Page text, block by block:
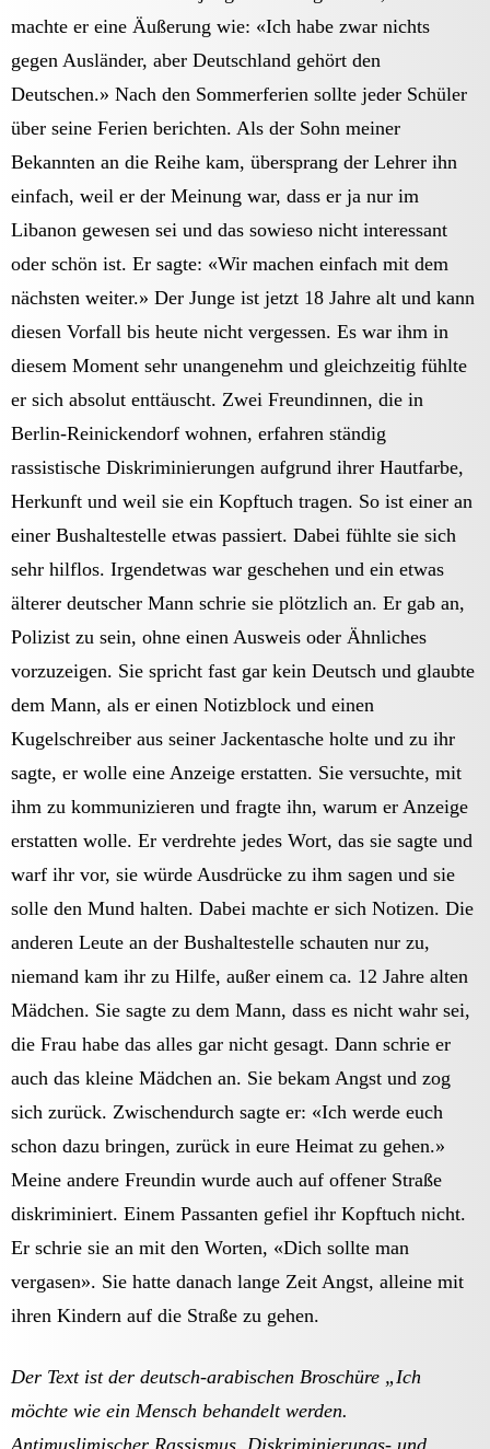
machte er eine Äußerung wie: «Ich habe zwar nichts
gegen Ausländer, aber Deutschland gehört den
Deutschen.» Nach den Sommerferien sollte jeder Schüler
über seine Ferien berichten. Als der Sohn meiner
Bekannten an die Reihe kam, übersprang der Lehrer ihn
einfach, weil er der Meinung war, dass er ja nur im
Libanon gewesen sei und das sowieso nicht interessant
oder schön ist. Er sagte: «Wir machen einfach mit dem
nächsten weiter.» Der Junge ist jetzt 18 Jahre alt und kann
diesen Vorfall bis heute nicht vergessen. Es war ihm in
diesem Moment sehr unangenehm und gleichzeitig fühlte
er sich absolut enttäuscht. Zwei Freundinnen, die in
Berlin-Reinickendorf wohnen, erfahren ständig
rassistische Diskriminierungen aufgrund ihrer Hautfarbe,
Herkunft und weil sie ein Kopftuch tragen. So ist einer an
einer Bushaltestelle etwas passiert. Dabei fühlte sie sich
sehr hilflos. Irgendetwas war geschehen und ein etwas
älterer deutscher Mann schrie sie plötzlich an. Er gab an,
Polizist zu sein, ohne einen Ausweis oder Ähnliches
vorzuzeigen. Sie spricht fast gar kein Deutsch und glaubte
dem Mann, als er einen Notizblock und einen
Kugelschreiber aus seiner Jackentasche holte und zu ihr
sagte, er wolle eine Anzeige erstatten. Sie versuchte, mit
ihm zu kommunizieren und fragte ihn, warum er Anzeige
erstatten wolle. Er verdrehte jedes Wort, das sie sagte und
warf ihr vor, sie würde Ausdrücke zu ihm sagen und sie
solle den Mund halten. Dabei machte er sich Notizen. Die
anderen Leute an der Bushaltestelle schauten nur zu,
niemand kam ihr zu Hilfe, außer einem ca. 12 Jahre alten
Mädchen. Sie sagte zu dem Mann, dass es nicht wahr sei,
die Frau habe das alles gar nicht gesagt. Dann schrie er
auch das kleine Mädchen an. Sie bekam Angst und zog
sich zurück. Zwischendurch sagte er: «Ich werde euch
schon dazu bringen, zurück in eure Heimat zu gehen.»
Meine andere Freundin wurde auch auf offener Straße
diskriminiert. Einem Passanten gefiel ihr Kopftuch nicht.
Er schrie sie an mit den Worten, «Dich sollte man
vergasen». Sie hatte danach lange Zeit Angst, alleine mit
ihren Kindern auf die Straße zu gehen.
Der Text ist der deutsch-arabischen Broschüre „Ich
möchte wie ein Mensch behandelt werden.
Antimuslimischer Rassismus, Diskriminierungs- und